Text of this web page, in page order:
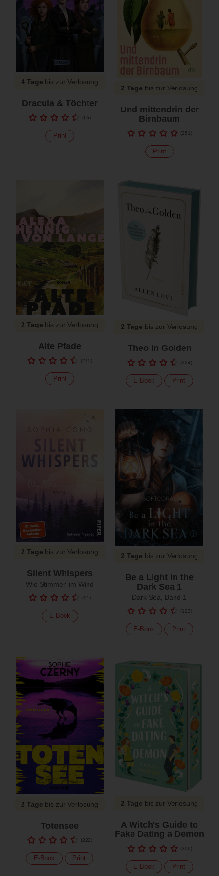
4 Tage bis zur Verlosung
Dracula & Töchter
(65)
Print
2 Tage bis zur Verlosung
Und mittendrin der
Birnbaum
(251 )
Print
2 Tage bis zur Verlosung
Alte Pfade
(215)
Print
2 Tage bis zur Verlosung
Theo in Golden
(224)
E-Book Print
2 Tage bis zur Verlosung
Silent Whispers
Wie Stimmen im Wind
(91 )
E-Book
2 Tage bis zur Verlosung
Be a Light in the
Dark Sea 1
Dark Sea, Band 1
(123)
E-Book Print
2 Tage bis zur Verlosung
Totensee
(222)
E-Book Print
2 Tage bis zur Verlosung
A Witch's Guide to
Fake Dating a Demon
(306)
E-Book Print